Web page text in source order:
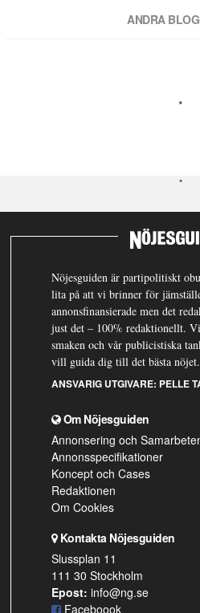
ANDRA
Nöjesguiden är partipolitiskt
lita på att vi brinner för
annonsfinansierade men det
just det – 100% redaktionellt.
smaken och vår publicistiska
vill guida dig till det bästa nöjet.
ANSVARIG UTGIVARE: PELLE
Om Nöjesguiden
Annonsering och
Annonsspecifikationer
Koncept och Cases
Redaktionen
Om Cookies
Kontakta Nöjesguiden
Slussplan 11
111 30 Stockholm
Epost: info@ng.se
Faceboook